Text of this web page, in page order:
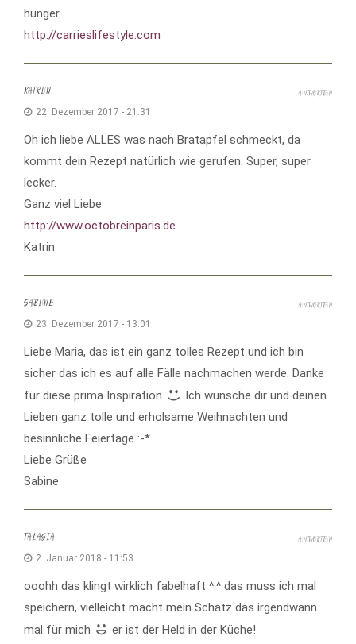
hunger
http://carrieslifestyle.com
KATRIN
22. Dezember 2017 - 21:31
Oh ich liebe ALLES was nach Bratapfel schmeckt, da
kommt dein Rezept natürlich wie gerufen. Super, super
lecker.
Ganz viel Liebe
http://www.octobreinparis.de
Katrin
ANTWORTEN
SABINE
23. Dezember 2017 - 13:01
Liebe Maria, das ist ein ganz tolles Rezept und ich bin
sicher das ich es auf alle Fälle nachmachen werde. Danke
für diese prima Inspiration
Ich wünsche dir und deinen
Lieben ganz tolle und erholsame Weihnachten und
besinnliche Feiertage :-*
Liebe Grüße
Sabine
ANTWORTEN
TALASIA
2. Januar 2018 - 11:53
ooohh das klingt wirklich fabelhaft ^.^ das muss ich mal
speichern, vielleicht macht mein Schatz das irgendwann
mal für mich
er ist der Held in der Küche!
ANTWORTEN